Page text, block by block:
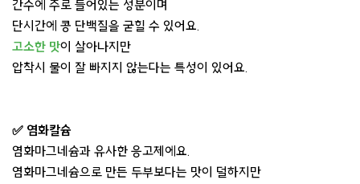
간수에 주로 들어있는 성분이며
단시간에 콩 단백질을 굳힐 수 있어요.
고소한 맛이 살아나지만
압착시 물이 잘 빠지지 않는다는 특성이 있어요.
✅ 염화칼슘
염화마그네슘과 유사한 응고제에요.
염화마그네슘으로 만든 두부보다는 맛이 덜하지만